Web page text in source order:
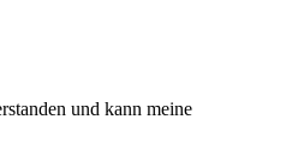
und kann meine